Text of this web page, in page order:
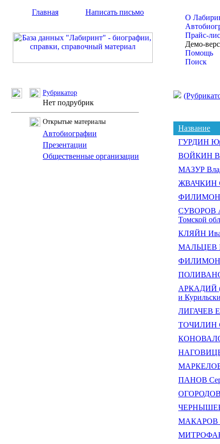
Главная Написать письмо
О
Прайс-
Демо-
Помощь
Поиск
Рубрикатор
Нет подрубрик
Открытые материалы
Автобиографии
Презентации
Общественные организации
Название
ГУРДИН
ВОЙКИН
МАЗУР
ЖВАЧКИН
СУВОРОВ
Томской
КЛЯЙН
МАЛЬЦЕВ
АРКАДИЙ
и
ЛИГАЧЕВ
ТОЧИЛИН
МАРКЕЛОВ
ПАНОВ
ЧЕРНЫШЕВ
МАКАРОВ